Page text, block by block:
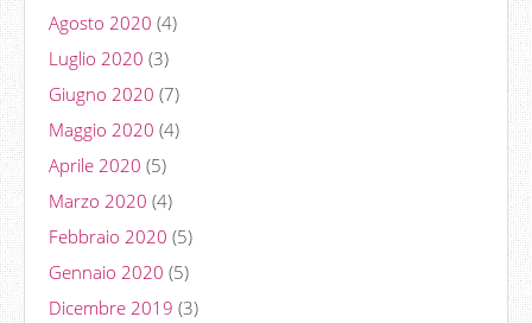
Agosto 2020 (4)
Luglio 2020 (3)
Giugno 2020 (7)
Maggio 2020 (4)
Aprile 2020 (5)
Marzo 2020 (4)
Febbraio 2020 (5)
Gennaio 2020 (5)
Dicembre 2019 (3)